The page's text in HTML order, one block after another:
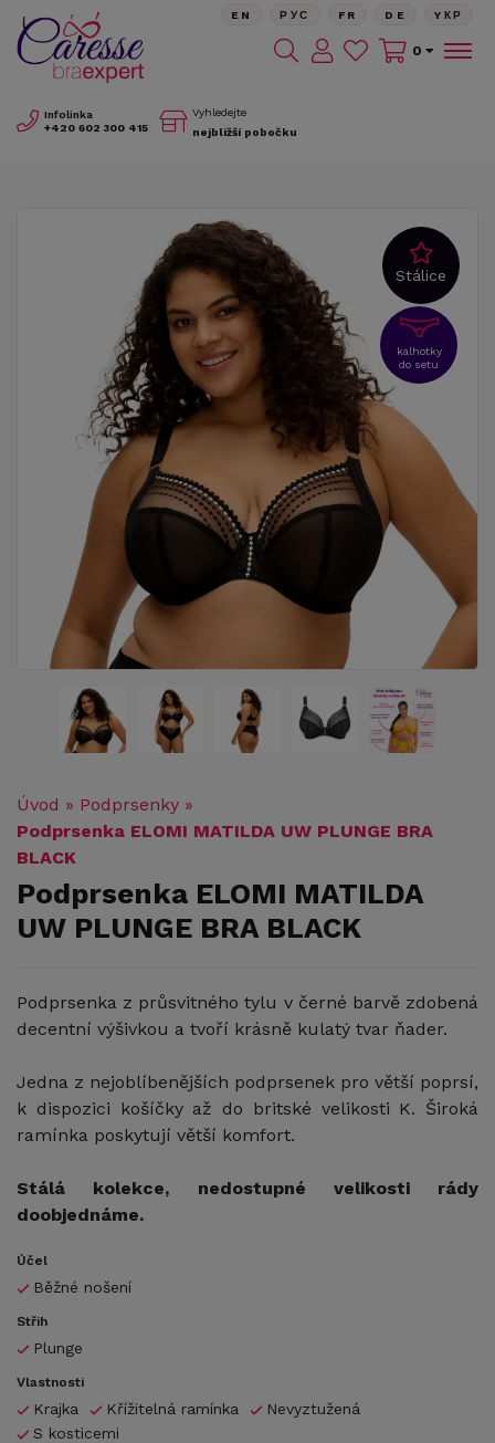
Infolinka
+420 602 300 415
Vyhledejte
nejbližší pobočku
EN РУС FR DE YКР
0
Stálice
kalhotky
do setu
Úvod » Podprsenky »
Podprsenka ELOMI MATILDA UW PLUNGE BRA
BLACK
Podprsenka ELOMI MATILDA
UW PLUNGE BRA BLACK
Podprsenka z průsvitného tylu v černé barvě zdobená
decentní výšivkou a tvoří krásně kulatý tvar ňader.
Jedna z nejoblíbenějších podprsenek pro větší poprsí,
k dispozici košíčky až do britské velikosti K. Široká
ramínka poskytují větší komfort.
Stálá kolekce, nedostupné velikosti rády
doobjednáme.
Účel
Běžné nošení
Střih
Plunge
Vlastnosti
Krajka Křížitelná ramínka
Nevyztužená
S kosticemi